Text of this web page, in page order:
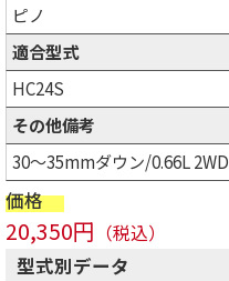
ピノ
適合型式
HC24S
その他備考
30～35mmダウン/0.66L 2WD
価格
20,350円 （税込）
型式別データ